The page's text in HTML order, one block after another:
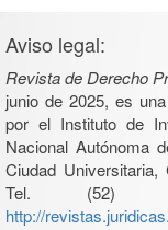
Aviso legal:
Revista de Derecho
junio de 2025, es
por el Instituto de
Nacional Autónoma
Ciudad
Tel.
http://